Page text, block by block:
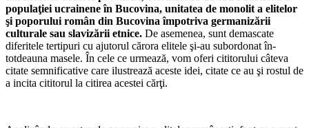
po­pulaţiei ucrainene în Bucovina, unitatea de monolit a elitelor
şi poporului român din Bucovina împotriva germanizării
culturale sau slavizării etnice. De ase­menea, sunt demascate
diferitele tertipuri cu ajutorul că­rora elitele şi-au subordonat în­
totdeauna masele. În cele ce urmează, vom oferi cititorului câteva
citate semnificative care ilustrează aceste idei, citate ce au şi rostul de
a incita cititorul la citirea acestei cărţi.